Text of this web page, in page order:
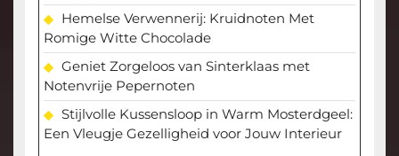
Hemelse Verwennerij: Kruidnoten Met
Romige Witte Chocolade
Geniet Zorgeloos van Sinterklaas met
Notenvrije Pepernoten
Stijlvolle Kussensloop in Warm Mosterdgeel:
Een Vleugje Gezelligheid voor Jouw Interieur